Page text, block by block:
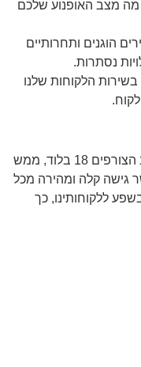
מה מצב האופנוע שלכם
הוגנים ותחרותיים
נסתרות.
בשירות הלקוחות שלנו
מכון הטסטים פליקס לוד ממוקם ברחוב הצורפים 18 בלוד, ממש
גישה קלה ומהירה מכל
ללקוחותינו, כך